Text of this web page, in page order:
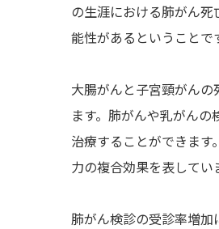
の生涯における肺がん
能性があるということで
大腸がんと子宮頸がん
ます。肺がんや乳がん
治療することができま
力の複合効果を表してい
肺がん検診の受診率増